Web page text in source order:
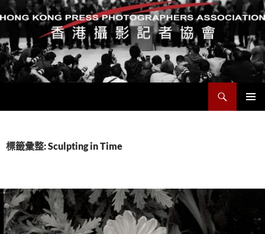
要
標籤彙整: Sculpting in Time